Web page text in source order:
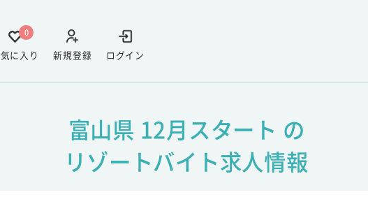
ログイン
新規登録
0
に入り
富山県 12月スタート の
リゾートバイト求人情報